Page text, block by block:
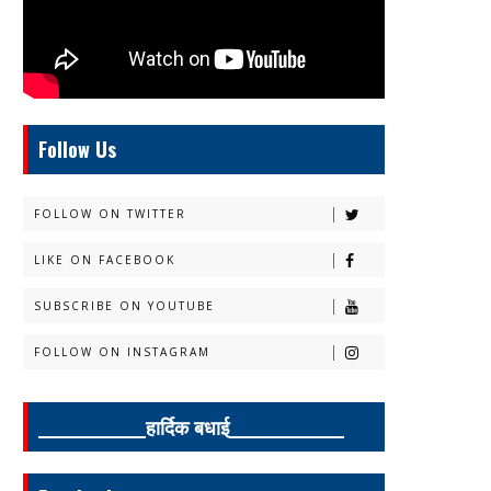
Follow Us
FOLLOW ON TWITTER
LIKE ON FACEBOOK
SUBSCRIBE ON YOUTUBE
FOLLOW ON INSTAGRAM
______________हार्दिक बधाई_______________